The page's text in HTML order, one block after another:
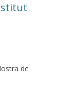
de